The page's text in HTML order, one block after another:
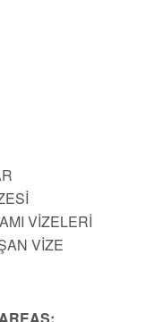
VİZELERİ
VİZE